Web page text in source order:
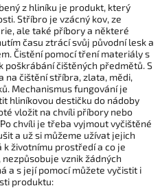
z hliníku je produkt, který
Stříbro je vzácný kov, ze
ale také příbory a některé
času ztrácí svůj původní lesk a
Čistění pomocí tření materiály s
poškrábání čištěných předmětů. S
na čištění stříbra, zlata, mědi,
Mechanismus fungování je
hliníkovou destičku do nádoby
vložit na chvíli příbory nebo
chvíli je třeba vyjmout vyčištěné
a už si můžeme užívat jejich
životnímu prostředí a co je
vznik žádných
a s její pomocí můžete vyčistit i
produktu: